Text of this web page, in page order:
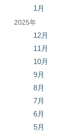
1月
2025年
12月
11月
10月
9月
8月
7月
6月
5月